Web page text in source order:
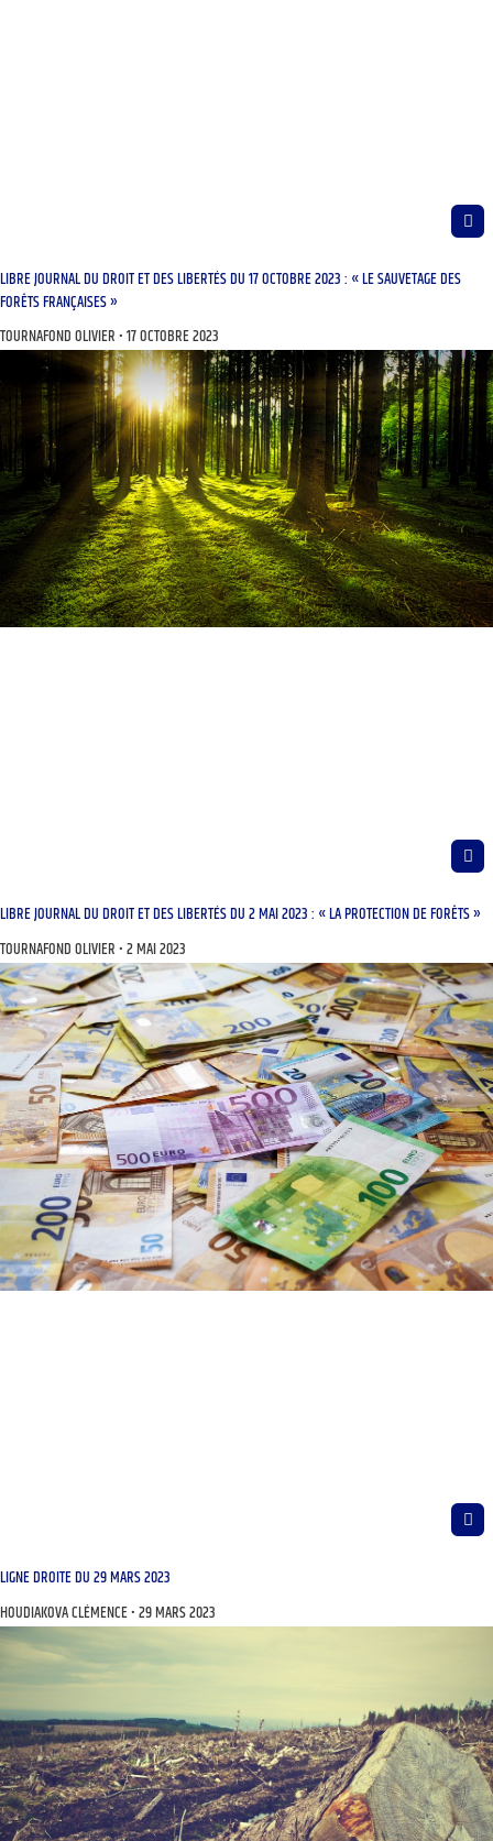
LIBRE JOURNAL DU DROIT ET DES LIBERTÉS DU 17 OCTOBRE 2023 : « LE SAUVETAGE DES
FORÊTS FRANÇAISES »
TOURNAFOND OLIVIER 17 OCTOBRE 2023
LIBRE JOURNAL DU DROIT ET DES LIBERTÉS DU 2 MAI 2023 : « LA PROTECTION DE FORÊTS »
TOURNAFOND OLIVIER 2 MAI 2023
LIGNE DROITE DU 29 MARS 2023
HOUDIAKOVA CLÉMENCE 29 MARS 2023